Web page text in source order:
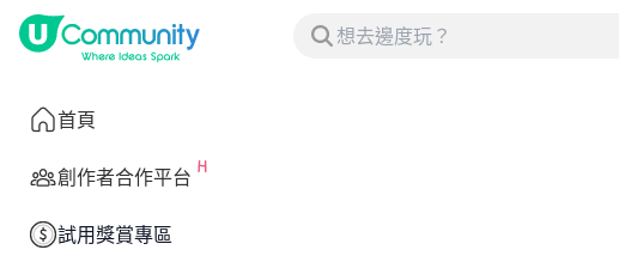
首頁
創作者合作平台
試用獎賞專區